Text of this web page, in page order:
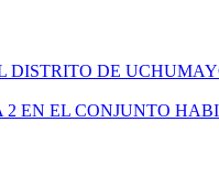
DISTRITO DE
EN EL CONJUNTO